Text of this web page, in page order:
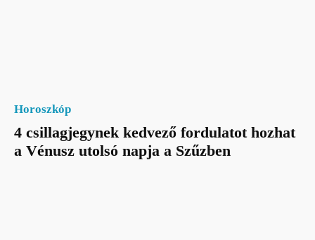
Horoszkóp
4 csillagjegynek kedvező fordulatot hozhat
a Vénusz utolsó napja a Szűzben